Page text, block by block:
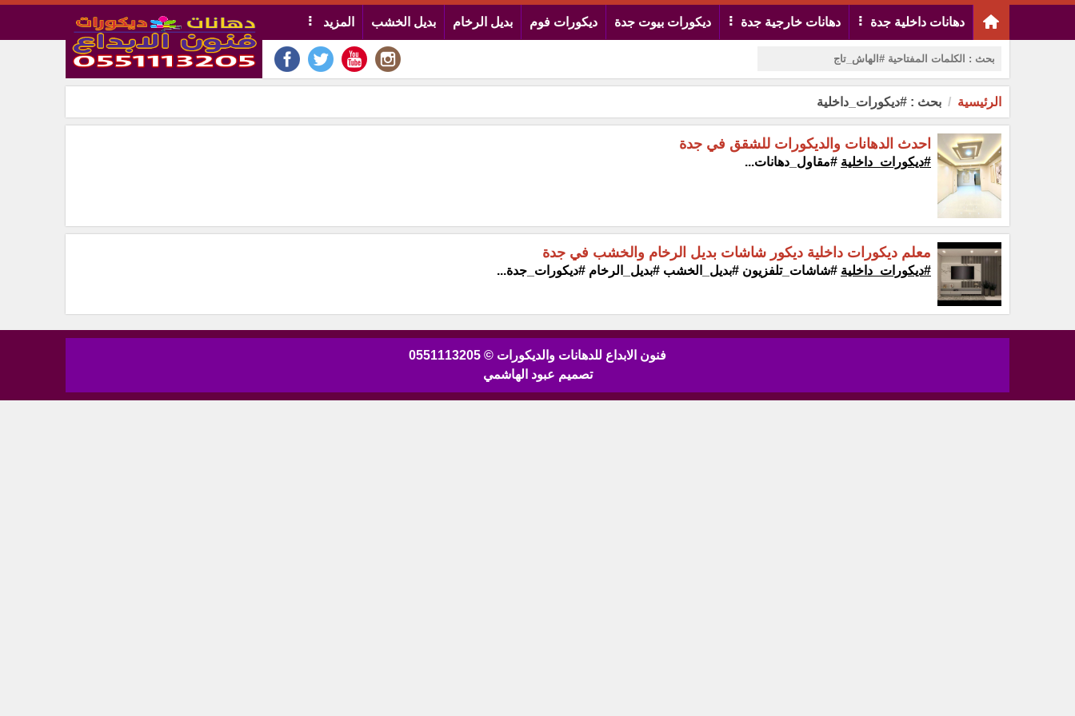
دهانات داخلية جدة دهانات خارجية جدة ديكورات بيوت جدة ديكورات فوم بديل الرخام بديل الخشب المزيد
الرئيسية بحث : #ديكورات_داخلية
احدث الدهانات والديكورات للشقق في جدة
#ديكورات_داخلية #مقاول_دهانات...
معلم ديكورات داخلية ديكور شاشات بديل الرخام والخشب في جدة
#ديكورات_داخلية #شاشات_تلفزيون #بديل_الخشب #بديل_الرخام #ديكورات_جدة...
فنون الابداع للدهانات والديكورات © 0551113205
تصميم عبود الهاشمي